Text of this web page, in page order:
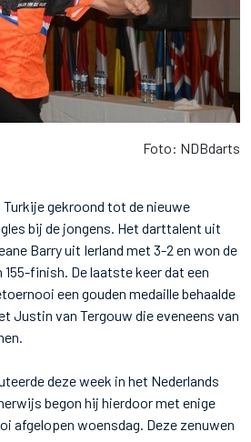
Foto: NDBdarts
Turkije gekroond tot de nieuwe
bij de jongens. Het darttalent uit
Barry uit Ierland met 3-2 en won de
finish. De laatste keer dat een
een gouden medaille behaalde
Justin van Tergouw die eveneens van
deze week in het Nederlands
begon hij hierdoor met enige
afgelopen woensdag. Deze zenuwen